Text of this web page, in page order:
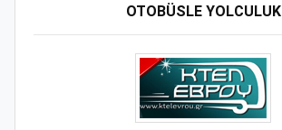
OTOBÜSLE YOLCULUK